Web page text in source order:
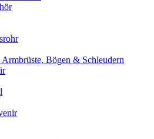
Armbrüste, Bögen & Schleudern